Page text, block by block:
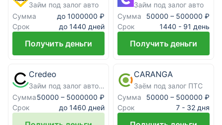
Займ под залог авто
Сумма
до 1000000 ₽
Срок
до 1440 дней
Получить деньги
Займ под залог авто
Сумма
50000 – 500000 ₽
Срок
1440 - 91 день
Получить деньги
Credeo
Займ под залог авто Кредео
Сумма50000 – 5000000 ₽
Срок
до 1460 дней
CARANGA
Заём под залог ПТС
Сумма
50000 – 500000 ₽
Срок
7 - 32 дня